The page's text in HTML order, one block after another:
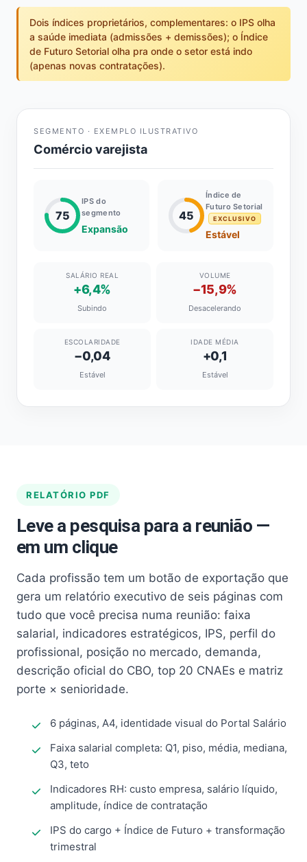
Dois índices proprietários, complementares: o IPS olha
a saúde imediata (admissões + demissões); o Índice
de Futuro Setorial olha pra onde o setor está indo
(apenas novas contratações).
SEGMENTO · EXEMPLO ILUSTRATIVO
Comércio varejista
75
IPS do
segmento
Expansão
45
Índice de
Futuro Setorial
EXCLUSIVO
Estável
SALÁRIO REAL
+6,4%
Subindo
VOLUME
−15,9%
Desacelerando
ESCOLARIDADE
−0,04
Estável
IDADE MÉDIA
+0,1
Estável
RELATÓRIO PDF
Leve a pesquisa para a reunião —
em um clique
Cada profissão tem um botão de exportação que
gera um relatório executivo de seis páginas com
tudo que você precisa numa reunião: faixa
salarial, indicadores estratégicos, IPS, perfil do
profissional, posição no mercado, demanda,
descrição oficial do CBO, top 20 CNAEs e matriz
porte × senioridade.
6 páginas, A4, identidade visual do Portal Salário
Faixa salarial completa: Q1, piso, média, mediana,
Q3, teto
Indicadores RH: custo empresa, salário líquido,
amplitude, índice de contratação
IPS do cargo + Índice de Futuro + transformação
trimestral